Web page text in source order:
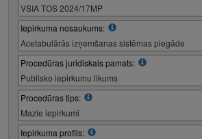
VSIA TOS 2024/17MP
Iepirkuma nosaukums:
Acetabulārās izņemšanas sistēmas piegāde
Procedūras juridiskais pamats:
Publisko iepirkumu likums
Procedūras tips:
Mazie iepirkumi
Iepirkuma profils: